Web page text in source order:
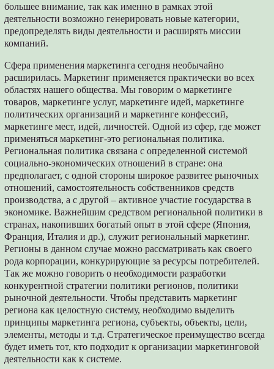
большее внимание, так как именно в рамках этой
деятельности возможно генерировать новые категории,
предопределять виды деятельности и расширять миссии
компаний.
Сфера применения маркетинга сегодня необычайно
расширилась. Маркетинг применяется практически во всех
областях нашего общества. Мы говорим о маркетинге
товаров, маркетинге услуг, маркетинге идей, маркетинге
политических организаций и маркетинге конфессий,
маркетинге мест, идей, личностей. Одной из сфер, где может
применяться маркетинг-это региональная политика.
Региональная политика связана с определенной системой
социально-экономических отношений в стране: она
предполагает, с одной стороны широкое развитее рыночных
отношений, самостоятельность собственников средств
производства, а с другой – активное участие государства в
экономике. Важнейшим средством региональной политики в
странах, накопивших богатый опыт в этой сфере (Япония,
Франция, Италия и др.), служит региональный маркетинг.
Регионы в данном случае можно рассматривать как своего
рода корпорации, конкурирующие за ресурсы потребителей.
Так же можно говорить о необходимости разработки
конкурентной стратегии политики регионов, политики
рыночной деятельности. Чтобы представить маркетинг
региона как целостную систему, необходимо выделить
принципы маркетинга региона, субъекты, объекты, цели,
элементы, методы и т.д. Стратегическое преимущество всегда
будет иметь тот, кто подходит к организации маркетинговой
деятельности как к системе.